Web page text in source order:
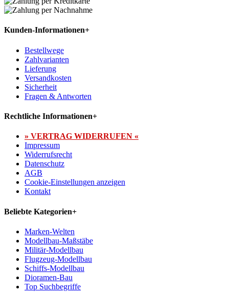
Kunden-Informationen+
Bestellwege
Zahlvarianten
Lieferung
Versandkosten
Sicherheit
Fragen & Antworten
Rechtliche Informationen+
» VERTRAG WIDERRUFEN «
Impressum
Widerrufsrecht
Datenschutz
AGB
Cookie-Einstellungen anzeigen
Kontakt
Beliebte Kategorien+
Marken-Welten
Modellbau-Maßstäbe
Militär-Modellbau
Flugzeug-Modellbau
Schiffs-Modellbau
Dioramen-Bau
Top Suchbegriffe